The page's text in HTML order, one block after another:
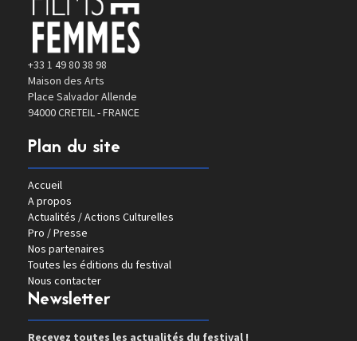
+33 1 49 80 38 98
Maison des Arts
Place Salvador Allende
94000 CRETEIL - FRANCE
Plan du site
Accueil
A propos
Actualités / Actions Culturelles
Pro / Presse
Nos partenaires
Toutes les éditions du festival
Nous contacter
Newsletter
Recevez toutes les actualités du festival !